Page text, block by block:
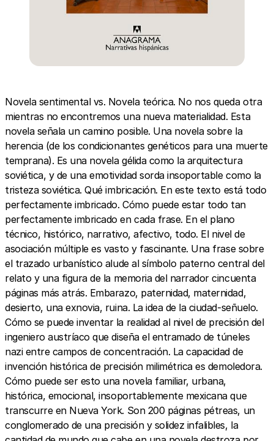
Novela sentimental vs. Novela teórica. No nos queda otra
mientras no encontremos una nueva materialidad. Esta
novela señala un camino posible. Una novela sobre la
herencia (de los condicionantes genéticos para una muerte
temprana). Es una novela gélida como la arquitectura
soviética, y de una emotividad sorda insoportable como la
tristeza soviética. Qué imbricación. En este texto está todo
perfectamente imbricado. Cómo puede estar todo tan
perfectamente imbricado en cada frase. En el plano
técnico, histórico, narrativo, afectivo, todo. El nivel de
asociación múltiple es vasto y fascinante. Una frase sobre
el trazado urbanístico alude al símbolo paterno central del
relato y una figura de la memoria del narrador cincuenta
páginas más atrás. Embarazo, paternidad, maternidad,
desierto, una exnovia, ruina. La idea de la ciudad-señuelo.
Cómo se puede inventar la realidad al nivel de precisión del
ingeniero austríaco que diseña el entramado de túneles
nazi entre campos de concentración. La capacidad de
invención histórica de precisión milimétrica es demoledora.
Cómo puede ser esto una novela familiar, urbana,
histórica, emocional, insoportablemente mexicana que
transcurre en Nueva York. Son 200 páginas pétreas, un
conglomerado de una precisión y solidez infalibles, la